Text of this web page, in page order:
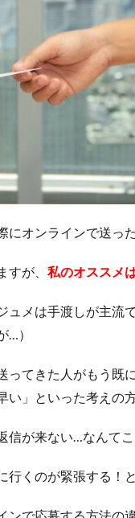
にオンラインで送っ
が、 私のオススメ
ュメは手渡しが主流
…）
ってきた人がもう既
い」といった考えの
信が来ない…なんてこ
行くのが緊張する！